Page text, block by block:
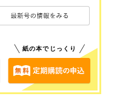
紙の本でじっくり